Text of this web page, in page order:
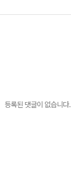
등록된 댓글이 없습니다.